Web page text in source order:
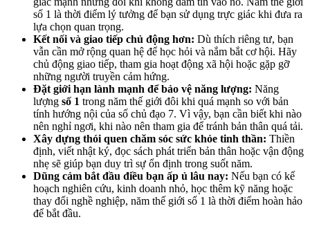
số 1 là thời điểm lý tưởng để bạn sử dụng trực giác khi đưa ra
lựa chọn quan trọng.
Kết nối và giao tiếp chủ động hơn: Dù thích riêng tư, bạn
vẫn cần mở rộng quan hệ để học hỏi và nắm bắt cơ hội. Hãy
chủ động giao tiếp, tham gia hoạt động xã hội hoặc gặp gỡ
những người truyền cảm hứng.
Đặt giới hạn lành mạnh để bảo vệ năng lượng: Năng
lượng số 1 trong năm thế giới đôi khi quá mạnh so với bản
tính hướng nội của số chủ đạo 7. Vì vậy, bạn cần biết khi nào
nên nghỉ ngơi, khi nào nên tham gia để tránh bản thân quá tải.
Xây dựng thói quen chăm sóc sức khỏe tinh thần: Thiền
định, viết nhật ký, đọc sách phát triển bản thân hoặc vận động
nhẹ sẽ giúp bạn duy trì sự ổn định trong suốt năm.
Dũng cảm bắt đầu điều bạn ấp ủ lâu nay: Nếu bạn có kế
hoạch nghiên cứu, kinh doanh nhỏ, học thêm kỹ năng hoặc
thay đổi nghề nghiệp, năm thế giới số 1 là thời điểm hoàn hảo
để bắt đầu.